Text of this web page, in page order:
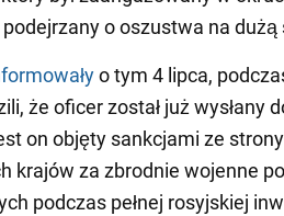
o oszustwa na dużą
o tym 4 lipca,
że oficer został już wysłany
on objęty sankcjami ze
krajów za zbrodnie wojenne
podczas pełnej rosyjskiej